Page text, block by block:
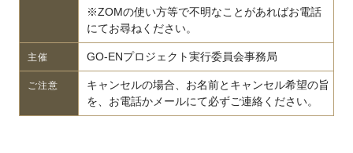
※ZOMの使い方等で不明なことがあればお電話
にてお尋ねください。
主催 GO-ENプロジェクト実行委員会事務局
ご注意
キャンセルの場合、お名前とキャンセル希望の旨
を、お電話かメールにて必ずご連絡ください。